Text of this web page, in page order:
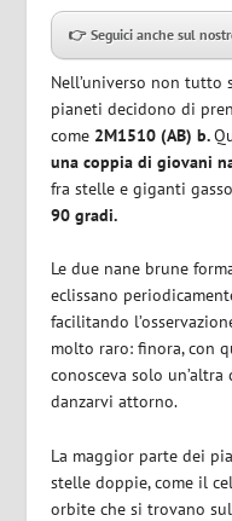
👉 Seguici anche sul
Nell’universo non tutto
pianeti decidono di
come 2M1510 (AB) b.
una coppia di giovani
fra stelle e giganti
90 gradi.
Le due nane brune
eclissano
facilitando
molto raro: finora, con
conosceva solo
danzarvi attorno.
La maggior parte dei
stelle doppie, come il
orbite che si trovano